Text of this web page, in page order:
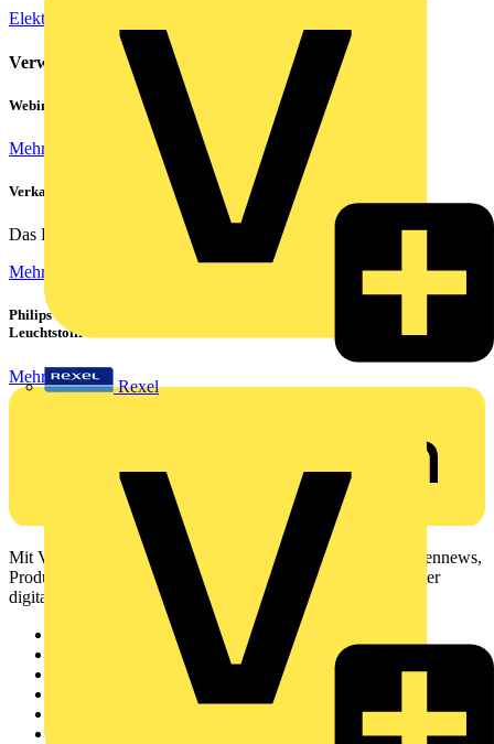
Rexel
Elektroinstallation
Verwandte Inhalte
Webinar: Not-Aus und Not-Halt in der Praxis
Mehr lesen
Verkabelung von Rechenzentren
Das Rechenzentrum ist das Herzstück eines jeden...
Mehr lesen
Philips CorePro LED-Röhren: Der preiswerte 1:1 Ersatz für
Leuchtstoffröhren
Mehr lesen
Mit Voltimum erhalten Elektrofachkräfte Zugang zu Branchennews,
Produktinformationen, Schulungen und Tools – alles auf einer
digitalen Plattform und Community.